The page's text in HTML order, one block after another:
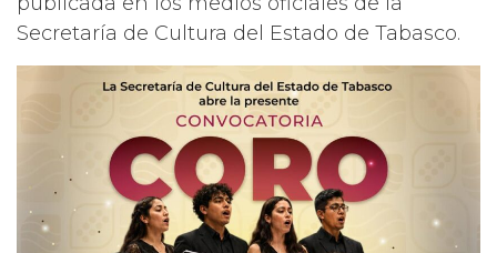
Secretaría de Cultura del Estado de Tabasco.